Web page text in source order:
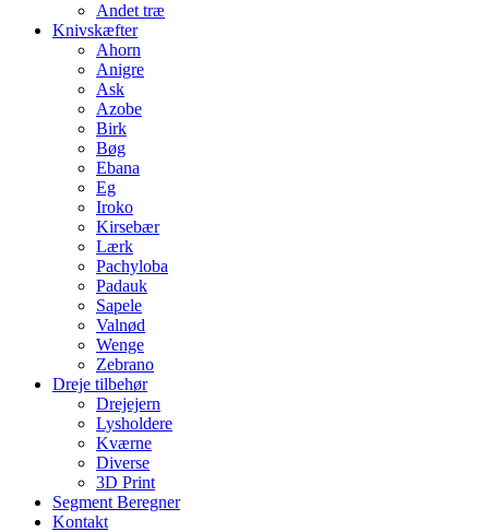
Andet træ
Knivskæfter
Ahorn
Anigre
Ask
Azobe
Birk
Bøg
Ebana
Eg
Iroko
Kirsebær
Lærk
Pachyloba
Padauk
Sapele
Valnød
Wenge
Zebrano
Dreje tilbehør
Drejejern
Lysholdere
Kværne
Diverse
3D Print
Segment Beregner
Kontakt